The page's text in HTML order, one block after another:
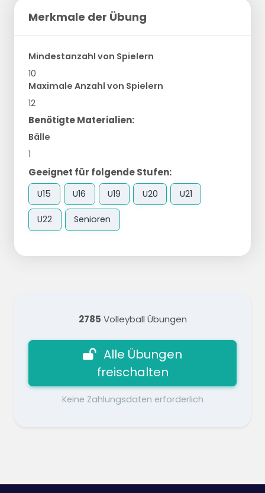
Merkmale der Übung
Mindestanzahl von Spielern
10
Maximale Anzahl von Spielern
12
Benötigte Materialien:
Bälle
1
Geeignet für folgende Stufen:
U15 U16 U19 U20 U21
U22 Senioren
2785 Volleyball Übungen
Alle Übungen
freischalten
Keine Zahlungsdaten erforderlich